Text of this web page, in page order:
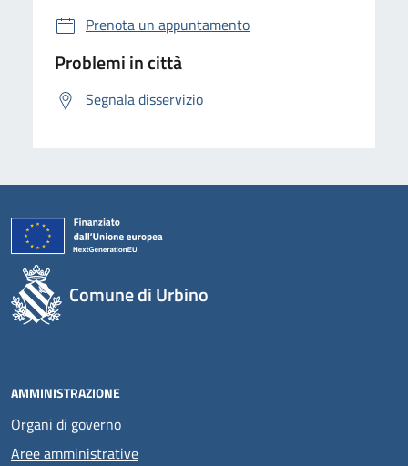
Prenota un appuntamento
Problemi in città
Segnala disservizio
Comune di Urbino
AMMINISTRAZIONE
Organi di governo
Aree amministrative